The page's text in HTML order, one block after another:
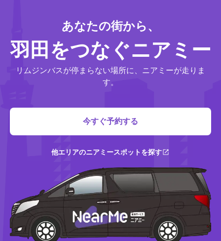
あなたの街から、
羽田をつなぐニアミー
リムジンバスが停まらない場所に、ニアミーが走りま
す。
今すぐ予約する
他エリアのニアミースポットを探す